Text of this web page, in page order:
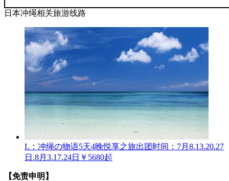
日本冲绳相关旅游线路
L：冲绳の物语5天4晚悦享之旅出团时间：7月8.13.20.27
日.8月3.17.24日 ￥5680起
【免责申明】